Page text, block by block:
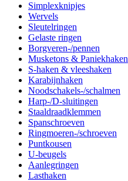
Simplexknipjes
Wervels
Sleutelringen
Gelaste ringen
Borgveren-/pennen
Musketons & Paniekhaken
S-haken & vleeshaken
Karabijnhaken
Noodschakels-/schalmen
Harp-/D-sluitingen
Staaldraadklemmen
Spanschroeven
Ringmoeren-/schroeven
Puntkousen
U-beugels
Aanlegringen
Lasthaken